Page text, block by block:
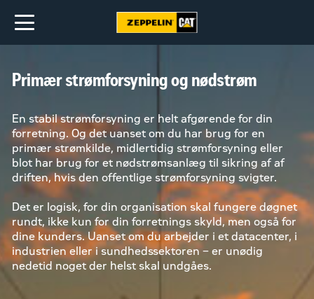
Primær strømforsyning og nødstrøm
En stabil strømforsyning er helt afgørende for din
forretning. Og det uanset om du har brug for en
primær strømkilde, midlertidig strømforsyning eller
blot har brug for et nødstrømsanlæg til sikring af af
driften, hvis den offentlige strømforsyning svigter.
Det er logisk, for din organisation skal fungere døgnet
rundt, ikke kun for din forretnings skyld, men også for
dine kunders. Uanset om du arbejder i et datacenter, i
industrien eller i sundhedssektoren – er unødig
nedetid noget der helst skal undgåes.